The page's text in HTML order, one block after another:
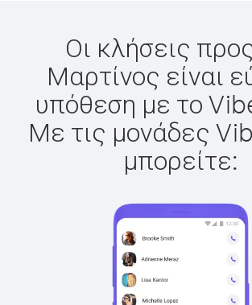
Οι κλήσεις
Μαρτίνος είναι
υπόθεση με το
Με τις μονάδες
μπορείτε: